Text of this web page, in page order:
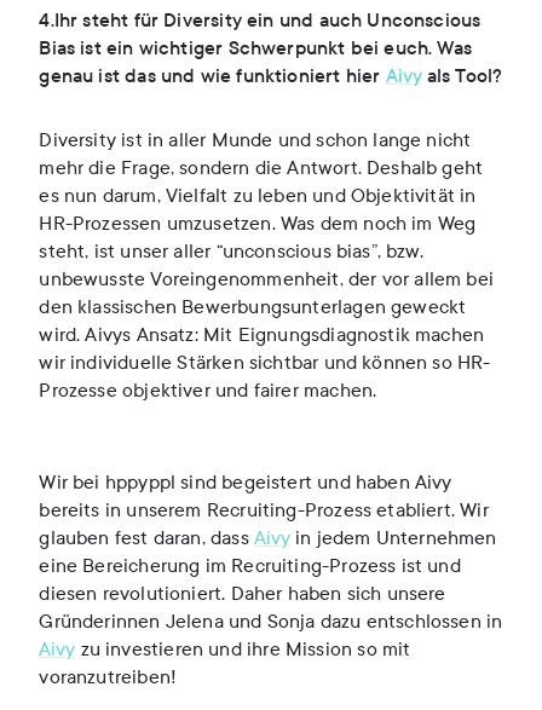
4.Ihr steht für Diversity ein und auch Unconscious
Bias ist ein wichtiger Schwerpunkt bei euch. Was
genau ist das und wie funktioniert hier Aivyals Tool?
Diversity ist in aller Munde und schon lange nicht
mehr die Frage, sondern die Antwort. Deshalb geht
es nun darum, Vielfalt zu leben und Objektivität in
HR-Prozessen umzusetzen. Was dem noch im Weg
steht, ist unser aller “unconscious bias”, bzw.
unbewusste Voreingenommenheit, der vor allem bei
den klassischen Bewerbungsunterlagen geweckt
wird. Aivys Ansatz: Mit Eignungsdiagnostik machen
wir individuelle Stärken sichtbar und können so HR-
Prozesse objektiver und fairer machen.
Wir bei hppyppl sind begeistert und haben Aivy
bereits in unserem Recruiting-Prozess etabliert. Wir
glauben fest daran, dassAivyin jedem Unternehmen
eine Bereicherung im Recruiting-Prozess ist und
diesen revolutioniert. Daher haben sich unsere
Gründerinnen Jelena und Sonja dazu entschlossen in
Aivy zu investieren und ihre Mission so mit
voranzutreiben!